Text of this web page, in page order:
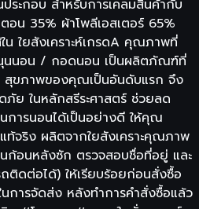
ระกอบ สำหรับการเคลมสินค้ากับ
น 35% ผ้าโพลีเอสเตอร์ 65%
น ใยสังเคราะห์เกรดA คุณภาพที่
นุนนอน / กอดนอน เป็นผลิตภัณฑ์ที่
ขภาพของคุณเป็นอันดับแรก จึง
ย ในหลักสรีระศาสตร์ ช่วยลด
การนอนได้เป็นอย่างดี ให้คุณ
จริง ผลิตจากใยสังเคราะคุณภาพ
ก้อนหลังซัก ตรวจสอบชื่อที่อยู่ และ
ติดต่อได้) ให้เรียบร้อยก่อนสั่งซื้อ
การจัดส่ง หลังทำการคำสั่งซื้อแล้ว